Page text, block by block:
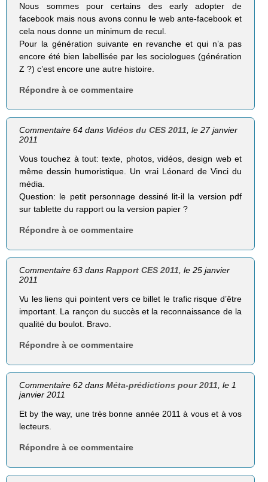
Nous sommes pour certains des early adopter de
facebook mais nous avons connu le web ante-facebook et
cela nous donne un minimum de recul.
Pour la génération suivante en revanche et qui n’a pas
encore été bien labellisée par les sociologues (génération
Z ?) c’est encore une autre histoire.
Répondre à ce commentaire
Commentaire 64 dans Vidéos du CES 2011 , le 27 janvier
2011
Vous touchez à tout: texte, photos, vidéos, design web et
même dessin humoristique. Un vrai Léonard de Vinci du
média.
Question: le petit personnage dessiné lit-il la version pdf
sur tablette du rapport ou la version papier ?
Répondre à ce commentaire
Commentaire 63 dansRapport CES 2011 , le 25 janvier
2011
Vu les liens qui pointent vers ce billet le trafic risque d’être
important. La rançon du succès et la reconnaissance de la
qualité du boulot. Bravo.
Répondre à ce commentaire
Commentaire 62 dansMéta-prédictions pour 2011 , le 1
janvier 2011
Et by the way, une très bonne année 2011 à vous et à vos
lecteurs.
Répondre à ce commentaire